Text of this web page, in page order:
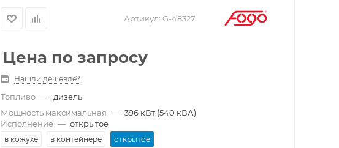
Артикул: G-48327
Цена по запросу
Нашли дешевле?
Топливо — дизель
Мощность максимальная — 396 кВт (540 кВА)
Исполнение — открытое
в кожухе в контейнере открытое